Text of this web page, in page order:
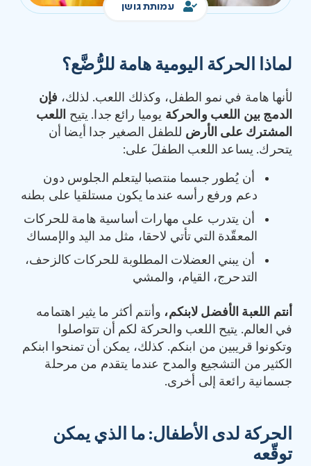
עמותת גושן
لماذا الحركة اليومية هامة للرُّضَّع؟
لأنها هامة في نمو الطفل، وكذلك اللعب. لذلك، فإن
الدمج بين اللعب والحركة يوميا رائع جدا. يتيح اللعب
المشترك على الأرض للطفل الصغير جدا أيضا أن
يتحرك. يساعد اللعب الطفلَ على:
أن يُطور جسما منتصبا ليتعلم الجلوس دون
دعم ورفع رأسه عندما يكون مستلقيا على بطنه
أن يتدرب على مهارات أساسية هامة للحركات
المعقّدة التي تأتي لاحقا، مثل مد اليد والإمساك
أن يبني العضلات المطلوبة للحركات كالزحف،
التدحرج، القيام، والمشي
أنتم اللعبة الأفضل لابنكم، وأنتم أكثر ما يثير اهتمامه
في العالم. يتيح اللعب والحركة لكم أن تتواصلوا
وتكونوا قريبين من ابنكم. كذلك، يمكن أن تمنحوا ابنكم
الكثير من التشجيع والمدح عندما يتقدم من مرحلة
جسمانية رائعة إلى أخرى.
الحركة لدى الأطفال: ما الذي يمكن
توقّعه